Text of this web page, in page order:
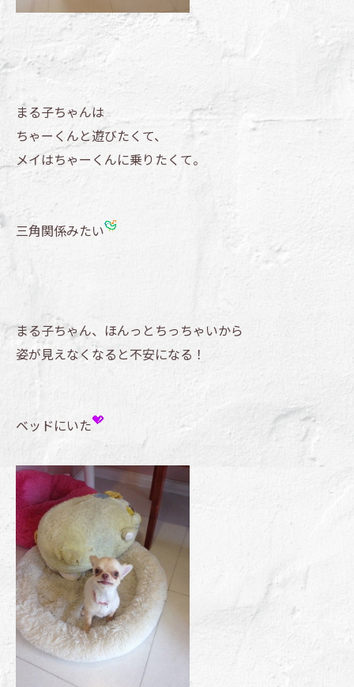
まる子ちゃんは
ちゃーくんと遊びたくて、
メイはちゃーくんに乗りたくて。
三角関係みたい
まる子ちゃん、ほんっとちっちゃいから
姿が見えなくなると不安になる！
ベッドにいた